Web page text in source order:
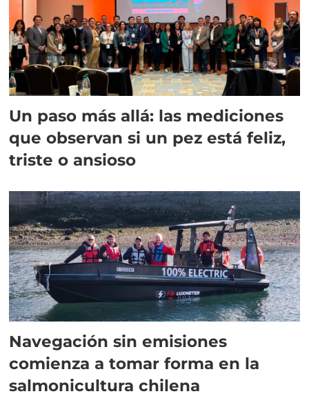
Un paso más allá: las mediciones
que observan si un pez está feliz,
triste o ansioso
Navegación sin emisiones
comienza a tomar forma en la
salmonicultura chilena